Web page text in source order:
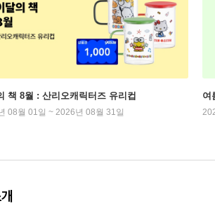
책 8월 : 산리오캐릭터즈 유리컵
08월 01일 ~ 2026년 08월 31일
여